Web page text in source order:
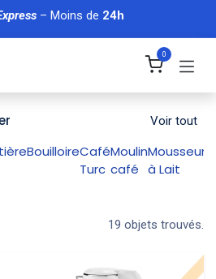
– Moins de 24h
0
Voir tout
BouilloireCafé
Turc
Moulin
café
Mousseur
à Lait
19 objets trouvés.